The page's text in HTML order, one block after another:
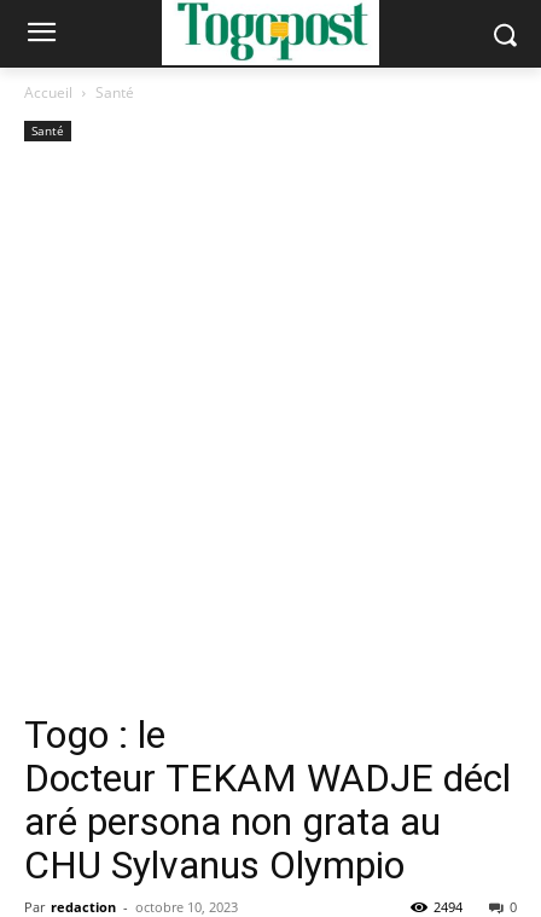
Accueil Santé
Santé
Togo : le
Docteur TEKAM WADJE décl
aré persona non grata au
CHU Sylvanus Olympio
Par redaction - octobre 10, 2023 0
2494